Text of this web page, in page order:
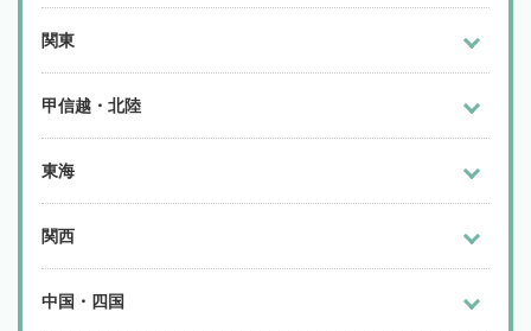
関東
甲信越・北陸
東海
関西
中国・四国